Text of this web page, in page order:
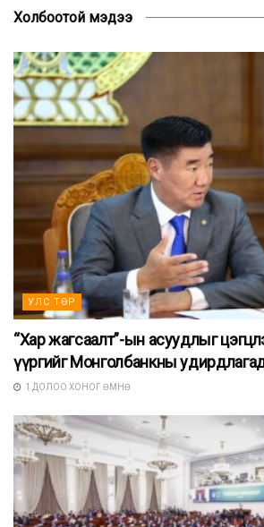
Холбоотой мэдээ
УЛС ТӨР
“Хар жагсаалт”-ын асуудлыг
үүргийг Монголбанкны
1 ДОЛОО ХОНОГ ӨМНӨ